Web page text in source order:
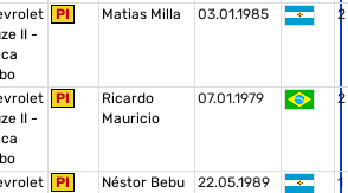
II -
PI Matias Milla 03.01.1985 2
II -
PI
Ricardo
Mauricio
07.01.1979 2
PI
Néstor Bebu
22.05.1989 1